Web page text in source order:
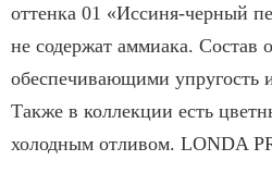
оттенка 01 «Иссиня-черный
не содержат аммиака. Состав
обеспечивающими упругость
Также в коллекции есть
холодным отливом. LONDA